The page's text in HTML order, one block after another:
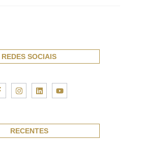
REDES SOCIAIS
RECENTES